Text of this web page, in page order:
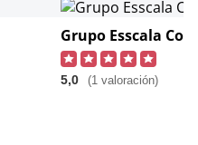
Grupo Esscala
5,0 (1 valoración)